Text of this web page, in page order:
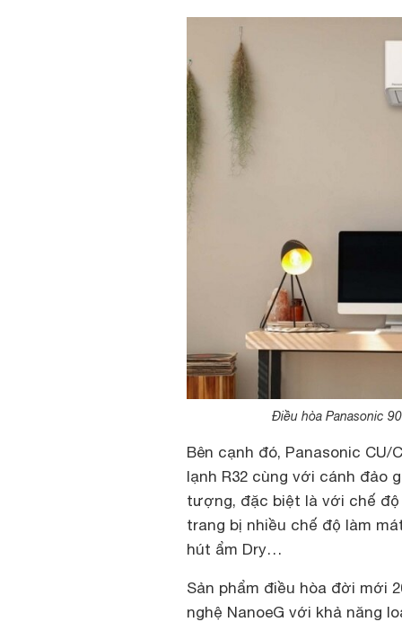
Điều hòa Panasonic
Bên cạnh đó, Panasonic
lạnh R32 cùng với cánh đảo
tượng, đặc biệt là với chế độ
trang bị nhiều chế độ làm
hút ẩm Dry…
Sản phẩm điều hòa đời mới
nghệ NanoeG với khả năng